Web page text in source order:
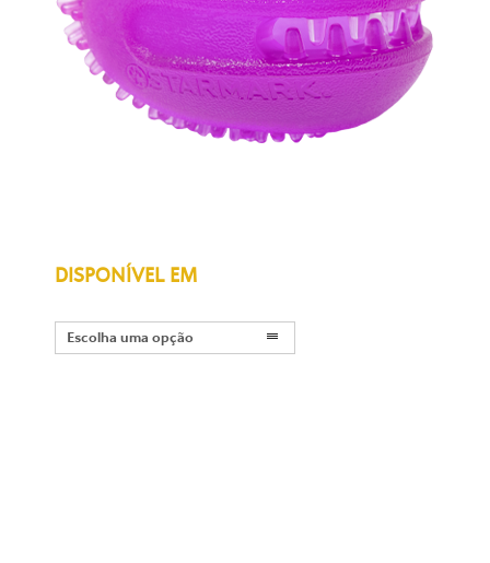
DISPONÍVEL EM
Escolha uma opção